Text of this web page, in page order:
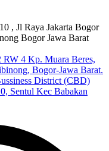
, Jl Raya Jakarta Bogor
Bogor Jawa Barat
RW 4 Kp. Muara Beres,
Bogor-Jawa Barat.
District (CBD)
Sentul Kec Babakan